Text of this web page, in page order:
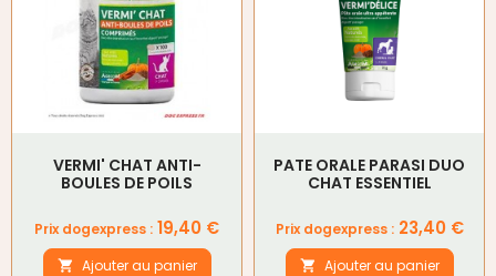
VERMI' CHAT ANTI-
BOULES DE POILS
Prix
Prix dogexpress : 19,40 €
 Ajouter au panier
PATE ORALE PARASI DUO
CHAT ESSENTIEL
Prix
Prix dogexpress :23,40 €
 Ajouter au panier